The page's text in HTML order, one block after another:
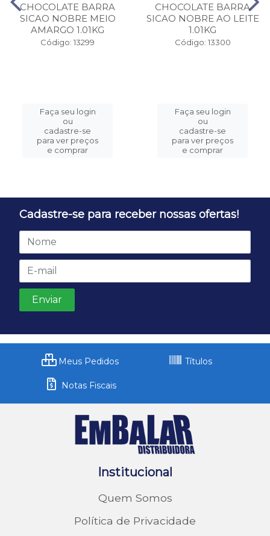
CHOCOLATE BARRA
SICAO NOBRE MEIO
AMARGO 1.01KG
Código: 13299
Faça seu login
ou
cadastre-se
para ver preços
e comprar
CHOCOLATE BARRA
SICAO NOBRE AO LEITE
1.01KG
Código: 13300
Faça seu login
ou
cadastre-se
para ver preços
e comprar
Cadastre-se para receber nossas ofertas!
Meus Pedidos Títulos
Notas Fiscais
Institucional
Quem Somos
Política de Privacidade